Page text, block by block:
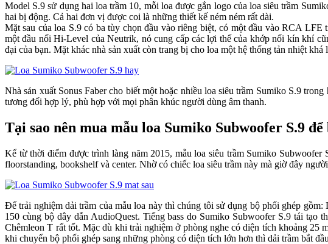
Model S.9 sử dụng hai loa trầm 10, mỗi loa được gắn logo của loa siêu trầm
hai bị động. Cả hai đơn vị được coi là những thiết kế ném ném rất dài.
Mặt sau của loa S.9 có ba tùy chọn đầu vào riêng biệt, có một đầu vào RCA
một đầu nối Hi-Level của Neutrik, nó cung cấp các lợi thế của khớp nối kín khí
đại của bạn. Mặt khác nhà sản xuất còn trang bị cho loa một hệ thống tản nhiệt
Nhà sản xuất Sonus Faber cho biết một hoặc nhiều loa siêu trầm Sumiko S.9
tương đối hợp lý, phù hợp với mọi phân khúc người dùng âm thanh.
Tại sao nên mua mẫu loa Sumiko Subwoofer S.9
Kể từ thời điểm được trình làng năm 2015, mẫu loa siêu trầm Sumiko Subwoofer
floorstanding, bookshelf và center. Nhờ có chiếc loa siêu trầm này mà giờ đây
Để trải nghiệm dải trầm của mẫu loa này thì chúng tôi sử dụng bộ phối ghép
150 cùng bộ dây dẫn AudioQuest. Tiếng bass do Sumiko Subwoofer S.9 tái
Chêmleon T rất tốt. Mặc dù khi trải nghiệm ở phòng nghe có diện tích khoảng
khi chuyển bộ phối ghép sang những phòng có diện tích lớn hơn thì dải trầm bắt